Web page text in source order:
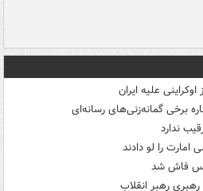
علیه ایران
برخی گمانه‌زنی‌های رسانه‌ای
ندارد
امارت را لو دادند